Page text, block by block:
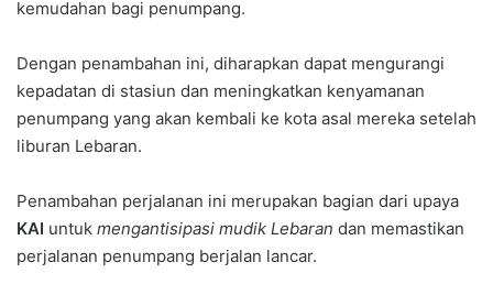
kemudahan bagi penumpang.
Dengan penambahan ini, diharapkan dapat mengurangi
kepadatan di stasiun dan meningkatkan kenyamanan
penumpang yang akan kembali ke kota asal mereka setelah
liburan Lebaran.
Penambahan perjalanan ini merupakan bagian dari upaya
KAI untuk mengantisipasi mudik Lebaran dan memastikan
perjalanan penumpang berjalan lancar.